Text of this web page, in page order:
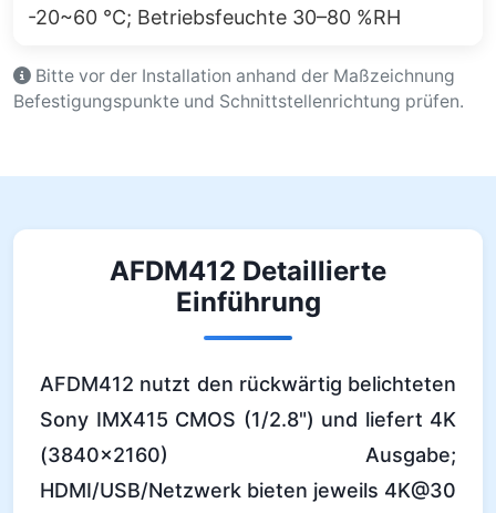
-20~60 °C; Betriebsfeuchte 30–80 %RH
Bitte vor der Installation anhand der Maßzeichnung
Befestigungspunkte und Schnittstellenrichtung prüfen.
AFDM412 Detaillierte
Einführung
AFDM412 nutzt den rückwärtig belichteten
Sony IMX415 CMOS (1/2.8") und liefert 4K
(3840×2160) Ausgabe;
HDMI/USB/Netzwerk bieten jeweils 4K@30